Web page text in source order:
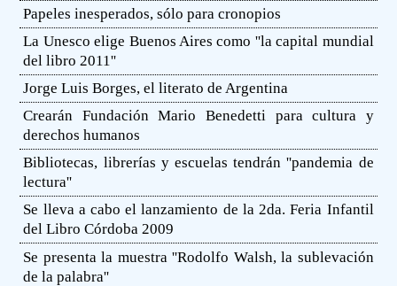
Papeles inesperados, sólo para cronopios
La Unesco elige Buenos Aires como ''la capital mundial
del libro 2011''
Jorge Luis Borges, el literato de Argentina
Crearán Fundación Mario Benedetti para cultura y
derechos humanos
Bibliotecas, librerías y escuelas tendrán ''pandemia de
lectura''
Se lleva a cabo el lanzamiento de la 2da. Feria Infantil
del Libro Córdoba 2009
Se presenta la muestra ''Rodolfo Walsh, la sublevación
de la palabra''